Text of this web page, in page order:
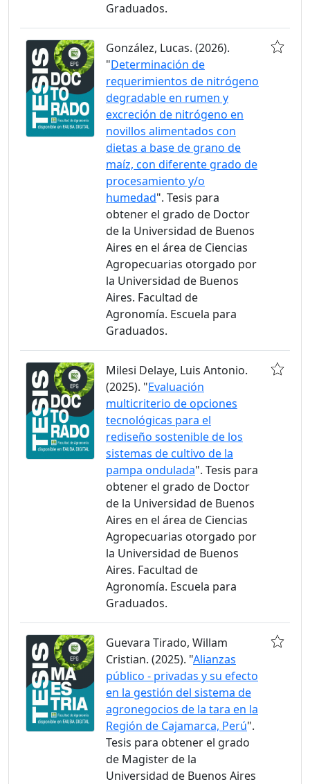
Graduados.
González, Lucas. (2026).
"Determinación de
requerimientos de nitrógeno
degradable en rumen y
excreción de nitrógeno en
novillos alimentados con
dietas a base de grano de
maíz, con diferente grado de
procesamiento y/o
humedad". Tesis para
obtener el grado de Doctor
de la Universidad de Buenos
Aires en el área de Ciencias
Agropecuarias otorgado por
la Universidad de Buenos
Aires. Facultad de
Agronomía. Escuela para
Graduados.
Milesi Delaye, Luis Antonio.
(2025). "Evaluación
multicriterio de opciones
tecnológicas para el
rediseño sostenible de los
sistemas de cultivo de la
pampa ondulada". Tesis para
obtener el grado de Doctor
de la Universidad de Buenos
Aires en el área de Ciencias
Agropecuarias otorgado por
la Universidad de Buenos
Aires. Facultad de
Agronomía. Escuela para
Graduados.
Guevara Tirado, Willam
Cristian. (2025). "Alianzas
público - privadas y su efecto
en la gestión del sistema de
agronegocios de la tara en la
Región de Cajamarca, Perú".
Tesis para obtener el grado
de Magister de la
Universidad de Buenos Aires